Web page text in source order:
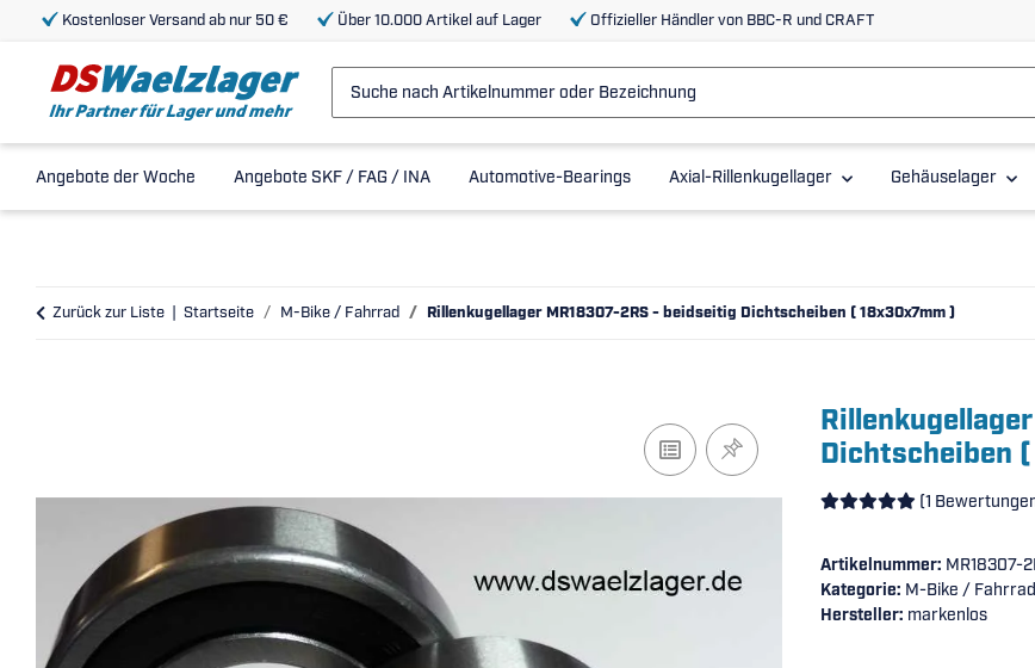
Kostenloser Versand ab nur 50 € Über 10.000 Artikel auf Lager Offizieller Händler von BBC-R und CRAFT
Angebote der Woche Angebote SKF / FAG / INA Automotive-Bearings Axial-Rillenkugellager Gehäuselager
Zurück zur Liste Startseite M-Bike / Fahrrad Rillenkugellager MR18307-2RS - beidseitig Dichtscheiben ( 18x30x7mm )
Dichtscheiben
(1
Artikelnummer: MR18307-
Kategorie: M-Bike / Fahrrad
Hersteller: markenlos